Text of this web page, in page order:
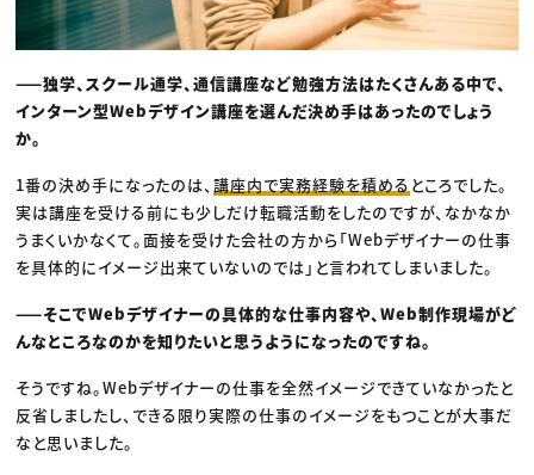
——独学、スクール通学、通信講座など勉強方法はたくさんある中で、
インターン型Webデザイン講座を選んだ決め手はあったのでしょう
か。
1番の決め手になったのは、講座内で実務経験を積める ところでした。
実は講座を受ける前にも少しだけ転職活動をしたのですが、なかなか
うまくいかなくて。面接を受けた会社の方から「Webデザイナーの仕事
を具体的にイメージ出来ていないのでは」と言われてしまいました。
——そこでWebデザイナーの具体的な仕事内容や、Web制作現場がど
んなところなのかを知りたいと思うようになったのですね。
そうですね。Webデザイナーの仕事を全然イメージできていなかったと
反省しましたし、できる限り実際の仕事のイメージをもつことが大事だ
なと思いました。